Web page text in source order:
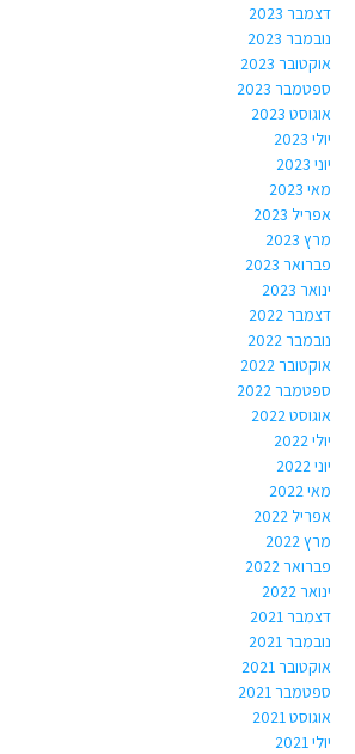
דצמבר 2023
נובמבר 2023
אוקטובר 2023
ספטמבר 2023
אוגוסט 2023
יולי 2023
יוני 2023
מאי 2023
אפריל 2023
מרץ 2023
פברואר 2023
ינואר 2023
דצמבר 2022
נובמבר 2022
אוקטובר 2022
ספטמבר 2022
אוגוסט 2022
יולי 2022
יוני 2022
מאי 2022
אפריל 2022
מרץ 2022
פברואר 2022
ינואר 2022
דצמבר 2021
נובמבר 2021
אוקטובר 2021
ספטמבר 2021
אוגוסט 2021
יולי 2021